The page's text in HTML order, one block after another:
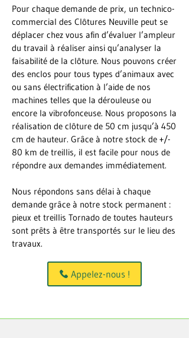
Pour chaque demande de prix, un technico-
commercial des Clôtures Neuville peut se
déplacer chez vous afin d’évaluer l’ampleur
du travail à réaliser ainsi qu’analyser la
faisabilité de la clôture. Nous pouvons créer
des enclos pour tous types d’animaux avec
ou sans électrification à l’aide de nos
machines telles que la dérouleuse ou
encore la vibrofonceuse. Nous proposons la
réalisation de clôture de 50 cm jusqu’à 450
cm de hauteur. Grâce à notre stock de +/-
80 km de treillis, il est facile pour nous de
répondre aux demandes immédiatement.
Nous répondons sans délai à chaque
demande grâce à notre stock permanent :
pieux et treillis Tornado de toutes hauteurs
sont prêts à être transportés sur le lieu des
travaux.
Appelez-nous !